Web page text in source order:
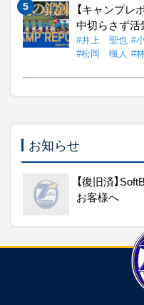
【キャンプ
中切らさず活
#井上 聖也 #
#松岡 颯人 #
お知らせ
【復旧済】
お客様へ